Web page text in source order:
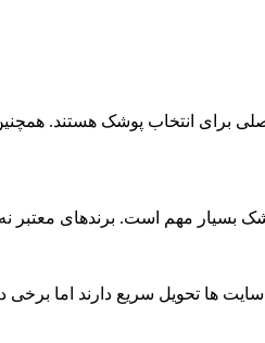
برای انتخاب پوشک هستند.
بسیار مهم است. برندهای معتبر نه
ها تحویل سریع دارند اما